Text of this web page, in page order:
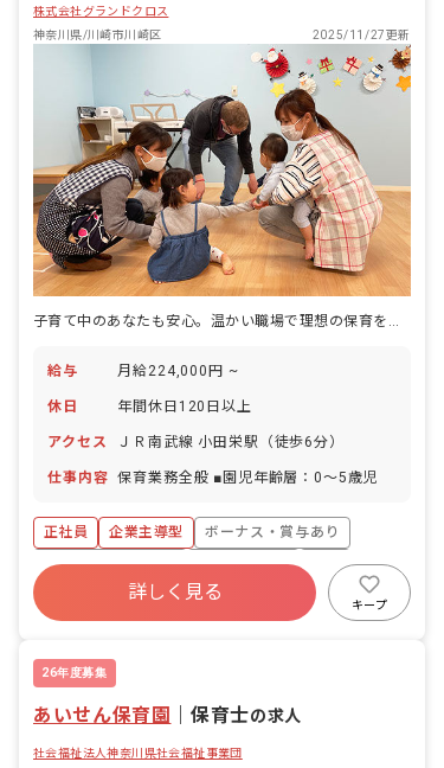
株式会社グランドクロス
神奈川県/川崎市川崎区
2025/11/27更新
子育て中のあなたも安心。温かい職場で理想の保育を実現しませんか？
給与 月給224,000円 ~
休日 年間休日120日以上
アクセス ＪＲ南武線 小田栄駅（徒歩6分）
仕事内容 保育業務全般 ■園児年齢層：0～5歳児
正社員 企業主導型
ボーナス・賞与あり
年間休日120日以上
社会保険完備
福利厚生充実
残業少なめ
昇給昇進あり
詳しく見る
キープ
26年度募集
あいせん保育園 ｜保育士の求人
社会福祉法人神奈川県社会福祉事業団